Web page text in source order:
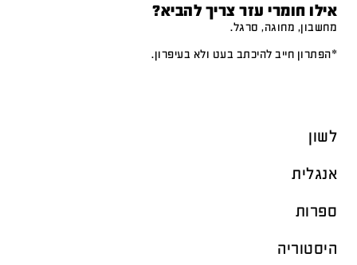
אילו חומרי עזר צריך להביא?
מחשבון, מחוגה, סרגל.
*הפתרון חייב להיכתב בעט ולא בעיפרון.
לשון
אנגלית
ספרות
היסטוריה